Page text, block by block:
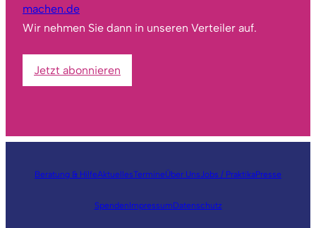
machen.de
Wir nehmen Sie dann in unseren Verteiler auf.
Jetzt abonnieren
Beratung & HilfeAktuellesTermineÜber UnsJobs / PraktikaPresse
SpendenImpressumDatenschutz